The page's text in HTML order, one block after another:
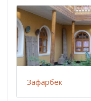
Зафарбек